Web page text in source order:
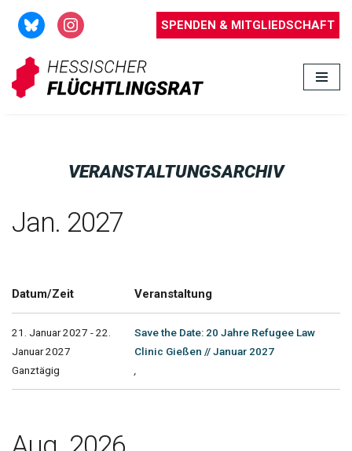
Zum
Inhalt
springen
SPENDEN & MITGLIEDSCHAFT
VERANSTALTUNGSARCHIV
Jan. 2027
Datum/Zeit Veranstaltung
21. Januar 2027 - 22.
Januar 2027
Ganztägig
Save the Date: 20 Jahre Refugee Law
Clinic Gießen // Januar 2027